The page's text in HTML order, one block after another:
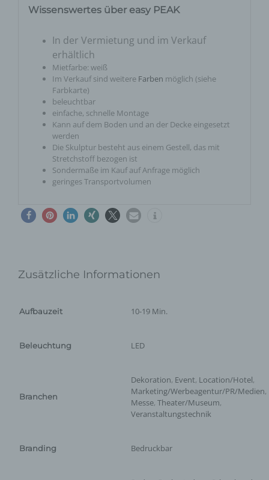
Wissenswertes über easy PEAK
In der Vermietung und im Verkauf
erhältlich
Mietfarbe: weiß
Im Verkauf sind weitere Farben möglich (siehe
Farbkarte)
beleuchtbar
einfache, schnelle Montage
Kann auf dem Boden und an der Decke eingesetzt
werden
Die Skulptur besteht aus einem Gestell, das mit
Stretchstoff bezogen ist
Sondermaße im Kauf auf Anfrage möglich
geringes Transportvolumen
Zusätzliche Informationen
Aufbauzeit 10-19 Min.
Beleuchtung LED
Branchen
Dekoration, Event, Location/Hotel,
Marketing/Werbeagentur/PR/Medien,
Messe, Theater/Museum,
Veranstaltungstechnik
Branding Bedruckbar